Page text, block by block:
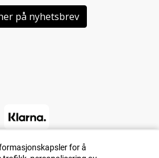
for å
på nyhetsbrev